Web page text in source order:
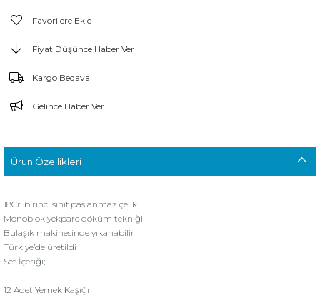
Favorilere Ekle
Fiyat Düşünce Haber Ver
Kargo Bedava
Gelince Haber Ver
Ürün Özellikleri
18Cr. birinci sınıf paslanmaz çelik
Monoblok yekpare döküm tekniği
Bulaşık makinesinde yıkanabilir
Türkiye’de üretildi
Set İçeriği;
12 Adet Yemek Kaşığı